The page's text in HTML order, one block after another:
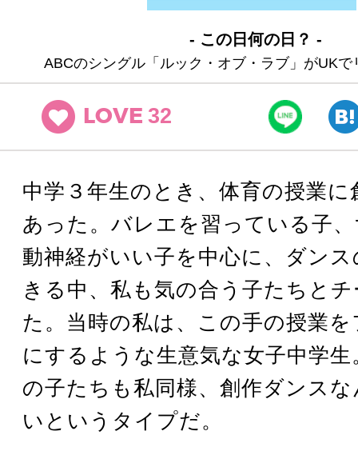
- この日何の日？ -
ABCのシングル「ルック・オブ・ラブ」がUKで
LOVE 32
中学３年生のとき、体育の授業
あった。バレエを習っている子
動神経がいい子を中心に、ダン
きる中、私も気の合う子たちと
た。当時の私は、この手の授業
にするような生意気な女子中学
の子たちも私同様、創作ダンス
いというタイプだ。